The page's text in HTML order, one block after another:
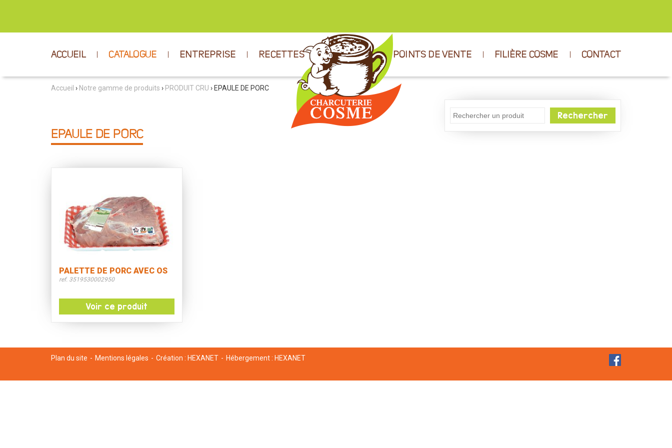
ACCUEIL CATALOGUE ENTREPRISE RECETTES POINTS DE VENTE FILIÈRE COSME CONTACT
Accueil › Notre gamme de produits › PRODUIT CRU › EPAULE DE PORC
Rechercher
EPAULE DE PORC
PALETTE DE PORC AVEC OS
ref. 3519530002950
Voir ce produit
Plan du site Mentions légales Création : HEXANET Hébergement : HEXANET